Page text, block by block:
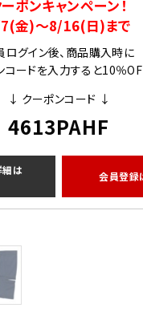
ポンキャンペーン！
金)～8/16(日)まで
ログイン後、商品購入時に
コードを入力すると10％
↓ クーポンコード ↓
4613PAHF
細は
会員登録